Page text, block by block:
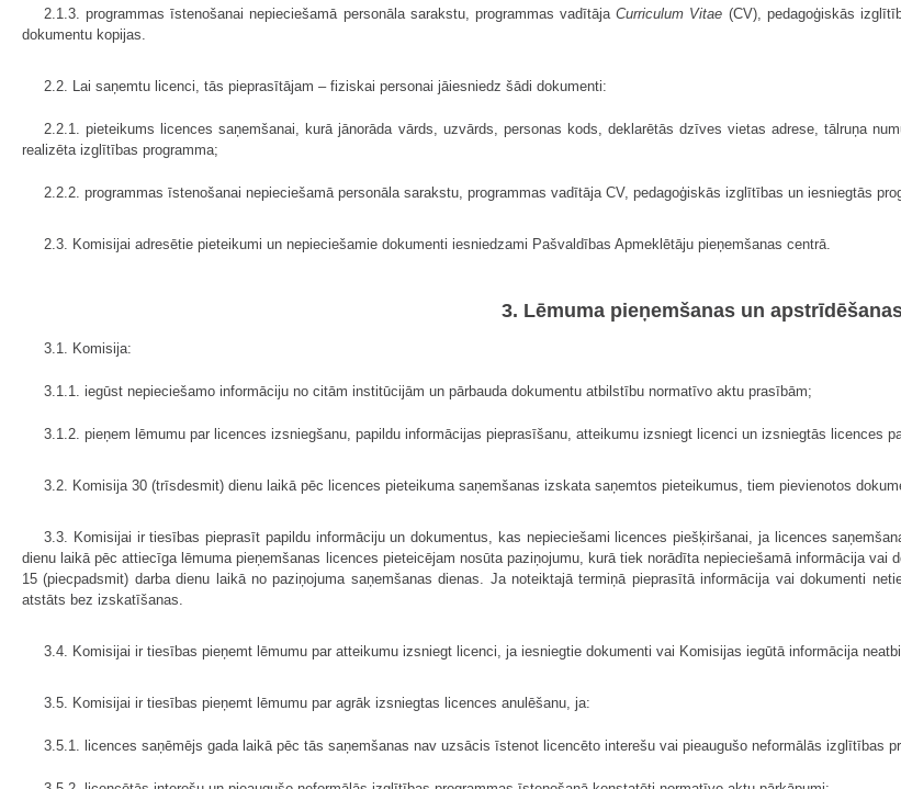
2.1.3. programmas īstenošanai nepieciešamā personāla sarakstu, programmas vadītājaCurriculum Vitae (CV), pedagoģiskās
dokumentu kopijas.
2.2. Lai saņemtu licenci, tās pieprasītājam – fiziskai personai jāiesniedz šādi dokumenti:
2.2.1. pieteikums licences saņemšanai, kurā jānorāda vārds, uzvārds, personas kods, deklarētās dzīves vietas adrese, tālruņa
realizēta izglītības programma;
2.2.2. programmas īstenošanai nepieciešamā personāla sarakstu, programmas vadītāja CV, pedagoģiskās izglītības un iesniegtās
2.3. Komisijai adresētie pieteikumi un nepieciešamie dokumenti iesniedzami Pašvaldības Apmeklētāju pieņemšanas centrā.
3. Lēmuma pieņemšanas un
3.1. Komisija:
3.1.1. iegūst nepieciešamo informāciju no citām institūcijām un pārbauda dokumentu atbilstību normatīvo aktu prasībām;
3.1.2. pieņem lēmumu par licences izsniegšanu, papildu informācijas pieprasīšanu, atteikumu izsniegt licenci un izsniegtās licences
3.2. Komisija 30 (trīsdesmit) dienu laikā pēc licences pieteikuma saņemšanas izskata saņemtos pieteikumus, tiem pievienotos
3.3. Komisijai ir tiesības pieprasīt papildu informāciju un dokumentus, kas nepieciešami licences piešķiršanai, ja licences
dienu laikā pēc attiecīga lēmuma pieņemšanas licences pieteicējam nosūta paziņojumu, kurā tiek norādīta nepieciešamā informācija
15 (piecpadsmit) darba dienu laikā no paziņojuma saņemšanas dienas. Ja noteiktajā termiņā pieprasītā informācija vai dokumenti
atstāts bez izskatīšanas.
3.4. Komisijai ir tiesības pieņemt lēmumu par atteikumu izsniegt licenci, ja iesniegtie dokumenti vai Komisijas iegūtā informācija
3.5. Komisijai ir tiesības pieņemt lēmumu par agrāk izsniegtas licences anulēšanu, ja:
3.5.1. licences saņēmējs gada laikā pēc tās saņemšanas nav uzsācis īstenot licencēto interešu vai pieaugušo neformālās izglītības